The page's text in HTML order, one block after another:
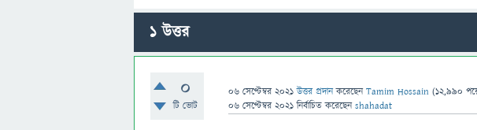
1উত্তর
0
টি ভোট
06 সেপ্টেম্বর 2021 উত্তর প্রদান করেছেনTamim Hossain (12,990
06 সেপ্টেম্বর 2021 নির্বাচিত করেছেনshahadat